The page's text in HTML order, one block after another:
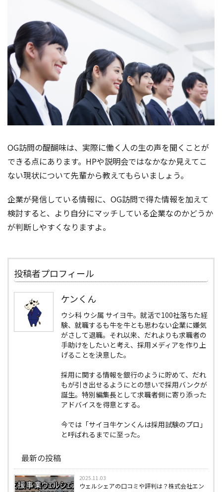
OG訪問の醍醐味は、実際に働く人の生の声を聞くことが
できる点にあります。HPや説明会ではなかなか見えてこ
ない現状について先輩から教えてもらいましょう。
企業が発信している情報に、OG訪問で得た情報を加えて
検討すると、より自分にマッチしている企業なのかどうか
が判断しやすくなりますよ。
投稿者プロフィール
ケンくん
ウシ科 ウシ属 サイヨ牛。就活で100社落ちた経
験、就職するも牛を牛とも思わない企業に嫌気
がさして退職。それ以来、だれよりも求職者の
手助けをしたいと考え、採用メディアを作り上
げることを決意した。
採用に関する情報を銀行のように貯めて、だれ
もが引き出せるようにとの想いで採用バンクが
誕生。特別編集長として求職者側に寄り添った
アドバイスを得意とする。
今では「サイヨ牛ケンくんは採用試験のプロ」
と呼ばれるまでに至った。
最新の投稿
2025.11.03
ウェルシェアの口コミや評判は？株式会社エン